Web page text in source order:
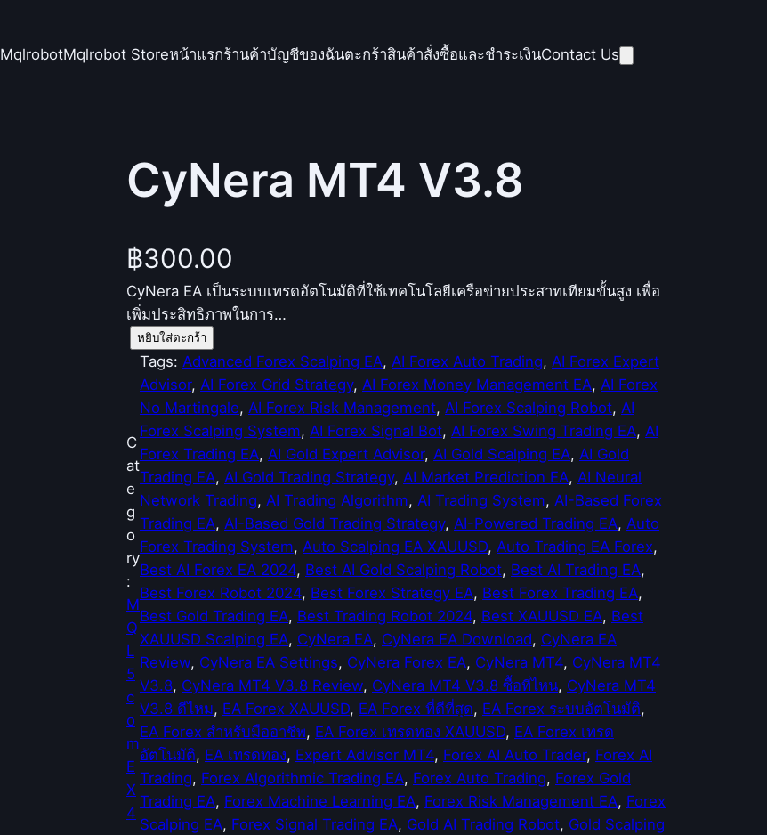
MqlrobotMqlrobot Storeหน้าแรกร้านค้าบัญชีของฉันตะกร้าสินค้าสั่งซื้อและชำระเงินContact Us
CyNera MT4 V3.8
฿300.00
CyNera EA เป็นระบบเทรดอัตโนมัติที่ใช้เทคโนโลยีเครือข่ายประสาทเทียมขั้นสูง เพื่อ
เพิ่มประสิทธิภาพในการ…
จำ
y
N
e
r
a
M
T
4
V
3
.
8
ชิ้
น
หยิบใส่ตะกร้า
C
at
e
g
o
ry
:
M
Q
L
5
c
o
m
E
X
4
Tags: Advanced Forex Scalping EA, AI Forex Auto Trading, AI Forex Expert
Advisor, AI Forex Grid Strategy, AI Forex Money Management EA, AI Forex
No Martingale, AI Forex Risk Management, AI Forex Scalping Robot, AI
Forex Scalping System, AI Forex Signal Bot, AI Forex Swing Trading EA, AI
Forex Trading EA, AI Gold Expert Advisor, AI Gold Scalping EA, AI Gold
Trading EA, AI Gold Trading Strategy, AI Market Prediction EA, AI Neural
Network Trading, AI Trading Algorithm, AI Trading System, AI-Based Forex
Trading EA, AI-Based Gold Trading Strategy, AI-Powered Trading EA, Auto
Forex Trading System, Auto Scalping EA XAUUSD, Auto Trading EA Forex
Best AI Forex EA 2024, Best AI Gold Scalping Robot, Best AI Trading EA
Best Forex Robot 2024, Best Forex Strategy EA, Best Forex Trading EA
Best Gold Trading EA, Best Trading Robot 2024, Best XAUUSD EA, Best
XAUUSD Scalping EA, CyNera EA, CyNera EA Download, CyNera EA
Review, CyNera EA Settings, CyNera Forex EA, CyNera MT4, CyNera MT4
V3.8, CyNera MT4 V3.8 Review, CyNera MT4 V3.8 ซื้อที่ไหน, CyNera MT4
V3.8 ดีไหม, EA Forex XAUUSD, EA Forex ที่ดีที่สุด, EA Forex ระบบอัตโนมัติ
EA Forex สำหรับมืออาชีพ, EA Forex เทรดทอง XAUUSD, EA Forex เทรด
อัตโนมัติ, EA เทรดทอง, Expert Advisor MT4, Forex AI Auto Trader, Forex AI
Trading, Forex Algorithmic Trading EA, Forex Auto Trading, Forex Gold
Trading EA, Forex Machine Learning EA, Forex Risk Management EA, Forex
Scalping EA, Forex Signal Trading EA, Gold AI Trading Robot, Gold Scalping